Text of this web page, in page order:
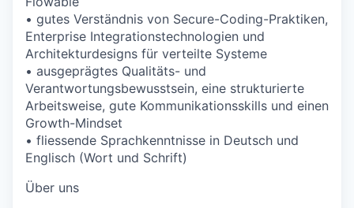
• gutes Verständnis von Secure-Coding-Praktiken,
Enterprise Integrationstechnologien und
Architekturdesigns für verteilte Systeme
• ausgeprägtes Qualitäts- und
Verantwortungsbewusstsein, eine strukturierte
Arbeitsweise, gute Kommunikationsskills und einen
Growth-Mindset
• fliessende Sprachkenntnisse in Deutsch und
Englisch (Wort und Schrift)
Über uns